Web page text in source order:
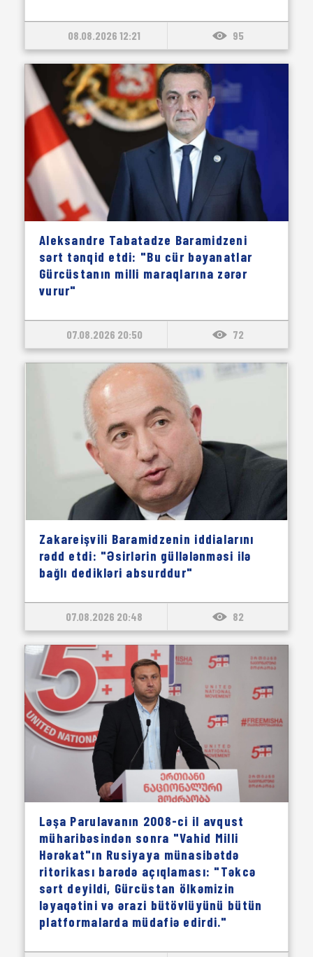
08.08.2026 12:21 95
Aleksandre Tabatadze Baramidzeni
sərt tənqid etdi: "Bu cür bəyanatlar
Gürcüstanın milli maraqlarına zərər
vurur"
07.08.2026 20:50 72
Zakareişvili Baramidzenin iddialarını
rədd etdi: "Əsirlərin güllələnməsi ilə
bağlı dedikləri absurddur"
07.08.2026 20:48 82
Ləşa Parulavanın 2008-ci il avqust
müharibəsindən sonra "Vahid Milli
Hərəkat"ın Rusiyaya münasibətdə
ritorikası barədə açıqlaması: "Təkcə
sərt deyildi, Gürcüstan ölkəmizin
ləyaqətini və ərazi bütövlüyünü bütün
platformalarda müdafiə edirdi."